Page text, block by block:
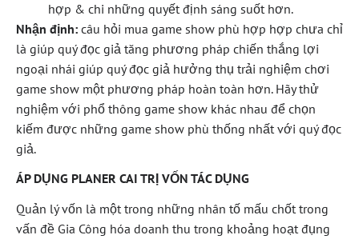
hợp & chi những quyết định sáng suốt hơn.
Nhận định: câu hỏi mua game show phù hợp hợp chưa chỉ
là giúp quý đọc giả tăng phương pháp chiến thắng lợi
ngoại nhái giúp quý đọc giả hưởng thụ trải nghiệm chơi
game show một phương pháp hoàn toàn hơn. Hãy thử
nghiệm với phổ thông game show khác nhau để chọn
kiếm được những game show phù thống nhất với quý đọc
giả.
ÁP DỤNG PLANER CAI TRỊ VỐN TÁC DỤNG
Quản lý vốn là một trong những nhân tố mấu chốt trong
vấn đề Gia Công hóa doanh thu trong khoảng hoạt đụng